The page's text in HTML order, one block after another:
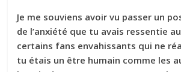
Je me souviens avoir vu passer un
de l’anxiété que tu avais ressentie
certains fans envahissants qui ne
tu étais un être humain comme les